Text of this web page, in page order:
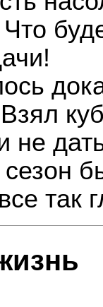
не
сезон
так